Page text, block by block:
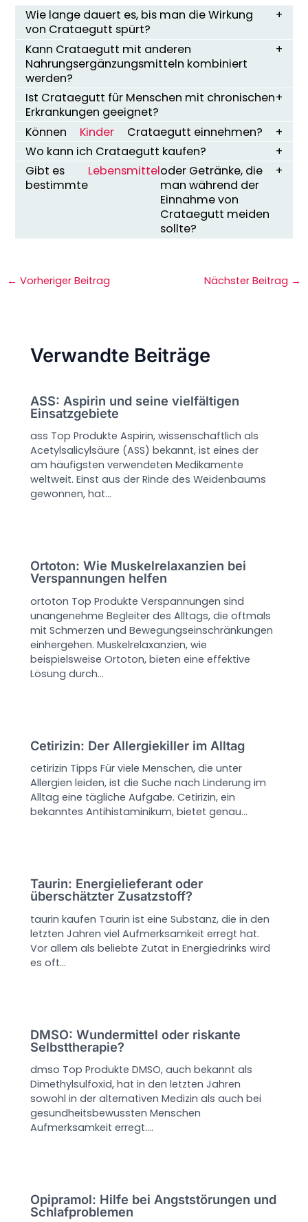
Wie lange dauert es, bis man die Wirkung
von Crataegutt spürt?
Kann Crataegutt mit anderen
Nahrungsergänzungsmitteln kombiniert
werden?
Ist Crataegutt für Menschen mit chronischen
Erkrankungen geeignet?
Können
Kinder
Crataegutt einnehmen?
Wo kann ich Crataegutt kaufen?
Gibt es
bestimmte
Lebensmitteloder Getränke, die
man während der
Einnahme von
Crataegutt meiden
sollte?
← Vorheriger Beitrag Nächster Beitrag →
Verwandte Beiträge
ASS: Aspirin und seine vielfältigen
Einsatzgebiete
ass Top Produkte Aspirin, wissenschaftlich als
Acetylsalicylsäure (ASS) bekannt, ist eines der
am häufigsten verwendeten Medikamente
weltweit. Einst aus der Rinde des Weidenbaums
gewonnen, hat…
Ortoton: Wie Muskelrelaxanzien bei
Verspannungen helfen
ortoton Top Produkte Verspannungen sind
unangenehme Begleiter des Alltags, die oftmals
mit Schmerzen und Bewegungseinschränkungen
einhergehen. Muskelrelaxanzien, wie
beispielsweise Ortoton, bieten eine effektive
Lösung durch…
Cetirizin: Der Allergiekiller im Alltag
cetirizin Tipps Für viele Menschen, die unter
Allergien leiden, ist die Suche nach Linderung im
Alltag eine tägliche Aufgabe. Cetirizin, ein
bekanntes Antihistaminikum, bietet genau…
Taurin: Energielieferant oder
überschätzter Zusatzstoff?
taurin kaufen Taurin ist eine Substanz, die in den
letzten Jahren viel Aufmerksamkeit erregt hat.
Vor allem als beliebte Zutat in Energiedrinks wird
es oft…
DMSO: Wundermittel oder riskante
Selbsttherapie?
dmso Top Produkte DMSO, auch bekannt als
Dimethylsulfoxid, hat in den letzten Jahren
sowohl in der alternativen Medizin als auch bei
gesundheitsbewussten Menschen
Aufmerksamkeit erregt.…
Opipramol: Hilfe bei Angststörungen und
Schlafproblemen